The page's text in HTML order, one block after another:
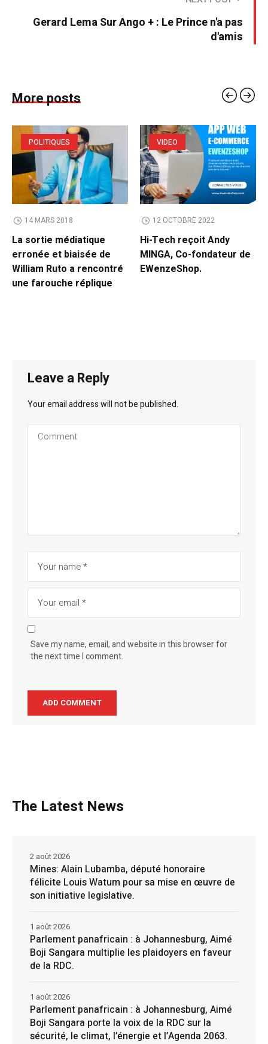
Gerard Lema Sur Ango + : Le Prince n'a pas
d'amis
More posts
POLITIQUES
14 MARS 2018
La sortie médiatique
erronée et biaisée de
William Ruto a rencontré
une farouche réplique
VIDEO
12 OCTOBRE 2022
Hi-Tech reçoit Andy
MINGA, Co-fondateur de
EWenzeShop.
Leave a Reply
Your email address will not be published.
Save my name, email, and website in this browser for
the next time I comment.
The Latest News
Mines: Alain Lubamba, député honoraire
félicite Louis Watum pour sa mise en œuvre de
son initiative legislative.
2 août 2026
Parlement panafricain : à Johannesburg, Aimé
Boji Sangara multiplie les plaidoyers en faveur
de la RDC.
1 août 2026
Parlement panafricain : à Johannesburg, Aimé
Boji Sangara porte la voix de la RDC sur la
sécurité, le climat, l’énergie et l’Agenda 2063.
1 août 2026